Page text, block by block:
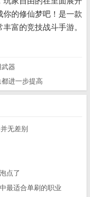
的修仙梦吧！是一款
富的竞技战斗手游。
器
进一步提高
无差别
点了
最适合单刷的职业